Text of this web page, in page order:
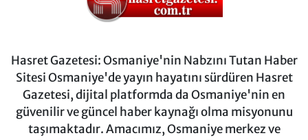
Hasret Gazetesi: Osmaniye'nin Nabzını Tutan Haber
Sitesi Osmaniye'de yayın hayatını sürdüren Hasret
Gazetesi, dijital platformda da Osmaniye'nin en
güvenilir ve güncel haber kaynağı olma misyonunu
taşımaktadır. Amacımız, Osmaniye merkez ve